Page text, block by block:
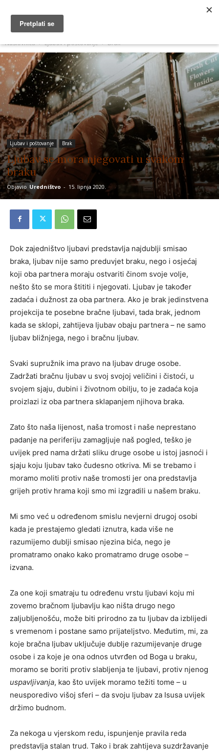
MUŽEVNI BUDITE
Naslovnica Ljubav i poštovanje Brak
Ljubav i poštovanje Brak
Ljubav se mora njegovati u svakom
braku
Objavio Uredništvo - 15. lipnja 2020.
Dok zajedništvo ljubavi predstavlja najdublji smisao
braka, ljubav nije samo preduvjet braku, nego i osjećaj
koji oba partnera moraju ostvariti činom svoje volje,
nešto što se mora štititi i njegovati. Ljubav je također
zadaća i dužnost za oba partnera. Ako je brak jedinstvena
projekcija te posebne bračne ljubavi, tada brak, jednom
kada se sklopi, zahtijeva ljubav obaju partnera – ne samo
ljubav bližnjega, nego i bračnu ljubav.
Svaki supružnik ima pravo na ljubav druge osobe.
Zadržati bračnu ljubav u svoj svojoj veličini i čistoći, u
svojem sjaju, dubini i životnom obilju, to je zadaća koja
proizlazi iz oba partnera sklapanjem njihova braka.
Zato što naša lijenost, naša tromost i naše neprestano
padanje na periferiju zamagljuje naš pogled, teško je
uvijek pred nama držati sliku druge osobe u istoj jasnoći i
sjaju koju ljubav tako čudesno otkriva. Mi se trebamo i
moramo moliti protiv naše tromosti jer ona predstavlja
grijeh protiv hrama koji smo mi izgradili u našem braku.
Mi smo već u određenom smislu nevjerni drugoj osobi
kada je prestajemo gledati iznutra, kada više ne
razumijemo dublji smisao njezina bića, nego je
promatramo onako kako promatramo druge osobe –
izvana.
Za one koji smatraju tu određenu vrstu ljubavi koju mi
zovemo bračnom ljubavlju kao ništa drugo nego
zaljubljenošću, može biti prirodno za tu ljubav da izblijedi
s vremenom i postane samo prijateljstvo. Međutim, mi, za
koje bračna ljubav uključuje dublje razumijevanje druge
osobe i za koje je ona odnos utvrđen od Boga u braku,
moramo se boriti protiv slabljenja te ljubavi, protiv njenog
uspavljivanja, kao što uvijek moramo težiti tome – u
neusporedivo višoj sferi – da svoju ljubav za Isusa uvijek
držimo budnom.
Za nekoga u vjerskom redu, ispunjenje pravila reda
predstavlja stalan trud. Tako i brak zahtijeva suzdržavanje